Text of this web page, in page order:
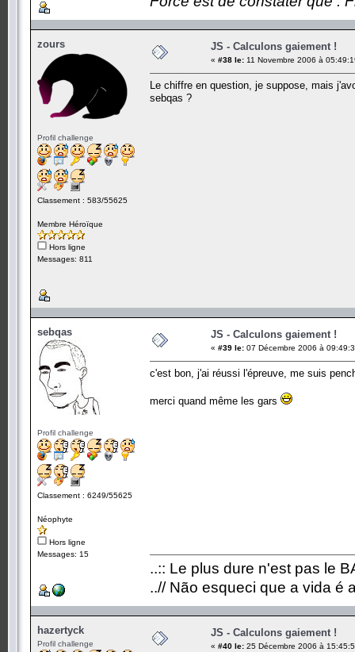
zours
Profil challenge
Classement : 583/55625
Membre Héroïque
Hors ligne
Messages: 811
JS - Calculons gaiement !
« #38 le: 11 Novembre 2006 à
Le chiffre en question, je suppose, mais
sebqas ?
sebqas
Profil challenge
Classement : 6249/55625
Néophyte
Hors ligne
Messages: 15
JS - Calculons gaiement !
« #39 le: 07 Décembre 2006 à
c'est bon, j'ai réussi l'épreuve, me suis
merci quand même les gars
..:: Le plus dure n'est pas le
..// Não esqueci que a vida é
hazertyck
Profil challenge
JS - Calculons gaiement !
« #40 le: 25 Décembre 2006 à